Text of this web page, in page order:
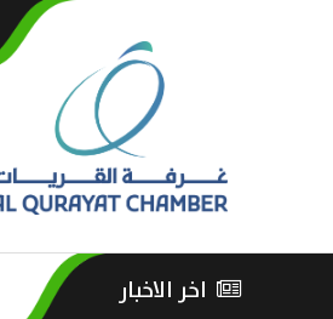
اخر الاخبار